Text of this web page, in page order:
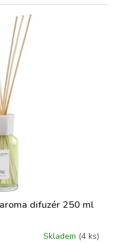
difuzér 250 ml
Skladem (4 ks)